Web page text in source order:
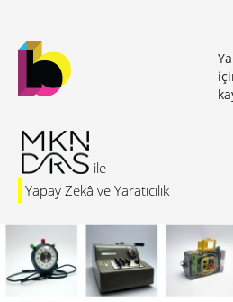
Yapay Zekâ ve Yaratıcılık